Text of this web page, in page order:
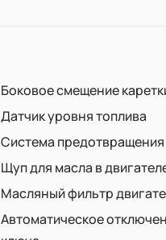
Боковое смещение
Датчик уровня топлива
Система предотвращения
Щуп для масла в
Масляный фильтр
Автоматическое